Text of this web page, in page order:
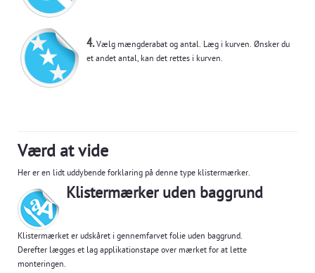
4.Vælg mængderabat og antal. Læg i kurven. Ønsker du
et andet antal, kan det rettes i kurven.
Værd at vide
Her er en lidt uddybende forklaring på denne type klistermærker.
Klistermærker uden baggrund
Klistermærket er udskåret i gennemfarvet folie uden baggrund.
Derefter lægges et lag applikationstape over mærket for at lette
monteringen.